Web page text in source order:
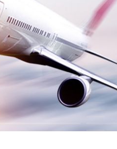
跨境电商
深港运输
报关报检
商品车运输
国内监管车运输
中东非洲快递专线